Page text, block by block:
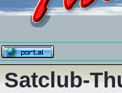
Satclub-